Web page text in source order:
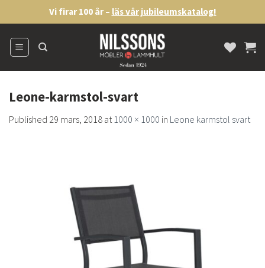
to
content
Vi firar 100 år – läs vår jubileumskatalog!
Leone-karmstol-svart
Published 29 mars, 2018 at1000 × 1000 in Leone karmstol svart